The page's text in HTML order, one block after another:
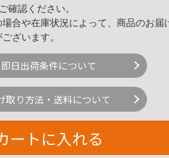
確認ください。
合や在庫状況によって、商品のお届
ざいます。
即日出荷条件について
取り方法・送料について
ートに入れる